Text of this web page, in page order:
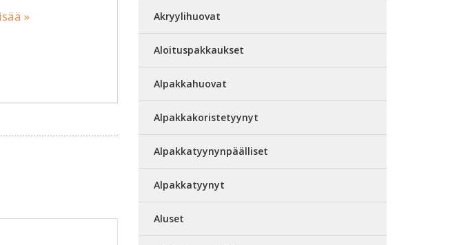
» Akryylihuovat
Aloituspakkaukset
Alpakkahuovat
Alpakkakoristetyynyt
Alpakkatyynynpäälliset
Alpakkatyynyt
Aluset